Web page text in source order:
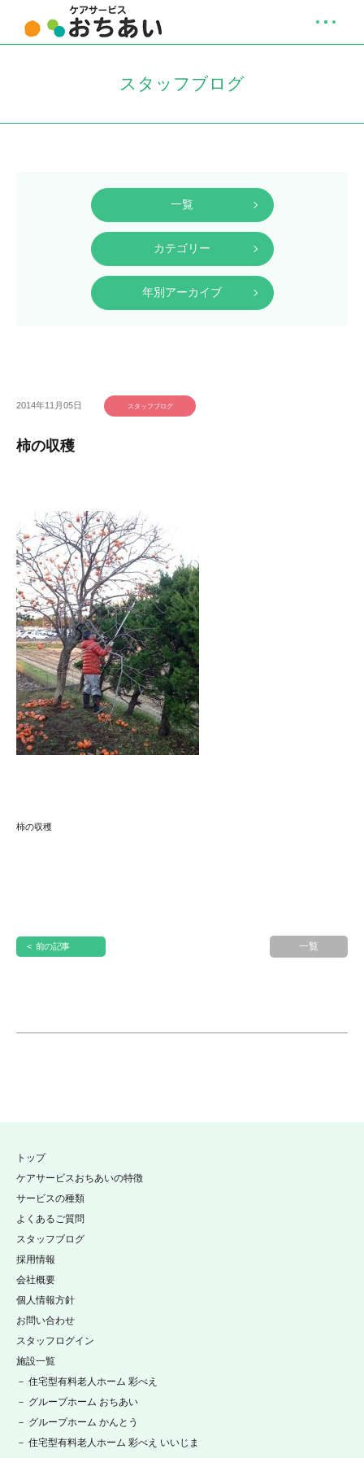
スタッフブログ
一覧
カテゴリー
年別アーカイブ
2014年11月05日 スタッフブログ
柿の収穫
柿の収穫
< 前の記事 一覧
トップ
ケアサービスおちあいの特徴
サービスの種類
よくあるご質問
スタッフブログ
採用情報
施設一覧
－ 住宅型有料老人ホーム 彩べえ
－ グループホーム おちあい
－ グループホーム かんとう
－ 住宅型有料老人ホーム 彩べえ いいじま
会社概要
個人情報方針
お問い合わせ
スタッフログイン